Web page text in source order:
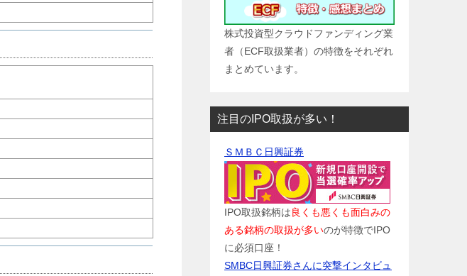
株式投資型クラウドファンディング業
者（ECF取扱業者）の特徴をそれぞれ
まとめています。
注目のIPO取扱が多い！
ＳＭＢＣ日興証券
IPO取扱銘柄は良くも悪くも面白みの
ある銘柄の取扱が多いのが特徴でIPO
に必須口座！
SMBC日興証券さんに突撃インタビュ